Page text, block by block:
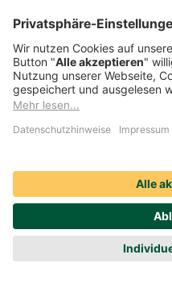
Online-Portal der DAHAG
Beratungs-Rechtsschutz bei
Wenn Sie Ihre Firma an eine
kompetente, selbstständige
Rechtsschutz an:0221 757-1996
Produktservices
Vorteile bietet mir die
DEVK?